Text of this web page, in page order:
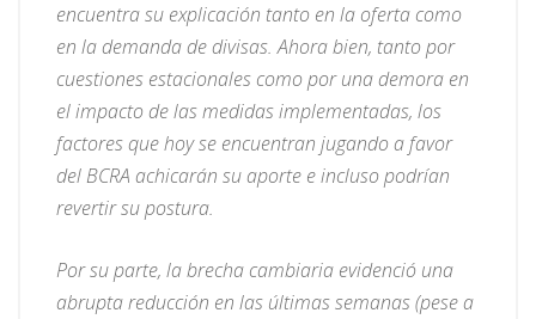
encuentra su explicación tanto en la oferta como
en la demanda de divisas. Ahora bien, tanto por
cuestiones estacionales como por una demora en
el impacto de las medidas implementadas, los
factores que hoy se encuentran jugando a favor
del BCRA achicarán su aporte e incluso podrían
revertir su postura.
Por su parte, la brecha cambiaria evidenció una
abrupta reducción en las últimas semanas (pese a